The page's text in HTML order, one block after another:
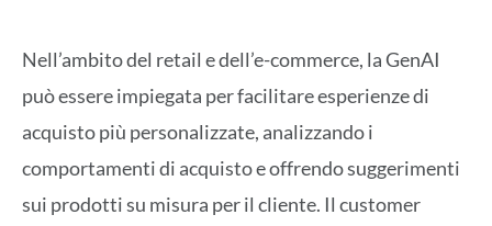
Nell’ambito del retail e dell’e-commerce, la GenAI
può essere impiegata per facilitare esperienze di
acquisto più personalizzate, analizzando i
comportamenti di acquisto e offrendo suggerimenti
sui prodotti su misura per il cliente. Il customer